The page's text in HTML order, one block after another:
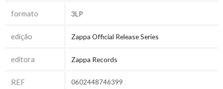
formato 3LP
edição Zappa Official Release Series
editora Zappa Records
REF 0602448746399